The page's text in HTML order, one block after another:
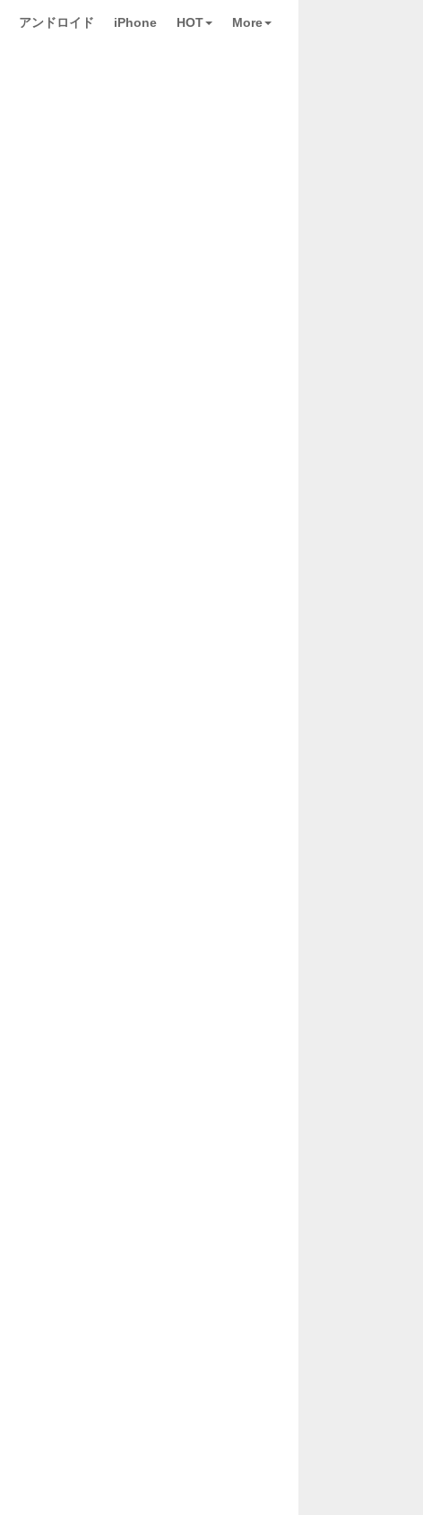
アンドロイド iPhone HOT More